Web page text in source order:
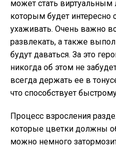
может стать
которым будет интересно
ухаживать. Очень важно
развлекать, а также
будут даваться. За это
никогда об этом не
всегда держать ее в
что способствует
Процесс взросления
которые цветки должны
можно немного